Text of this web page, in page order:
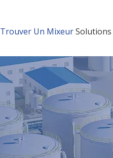
Trouver Un MixeurSolutions